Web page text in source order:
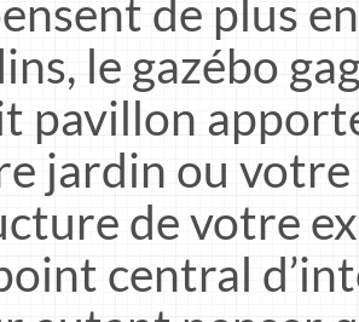
de plus
le gazébo
pavillon
jardin ou
de votre
central